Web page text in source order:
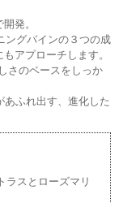
発。
ングパインの３つの成
アプローチします。
さのベースをしっか
あふれ出す、進化した
ラスとローズマリ